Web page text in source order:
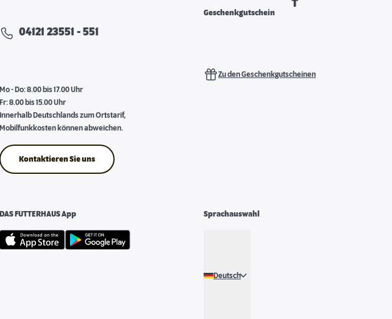
04121 23551 - 551
Mo - Do: 8.00 bis 17.00 Uhr
Fr: 8.00 bis 15.00 Uhr
Innerhalb Deutschlands zum Ortstarif,
Mobilfunkkosten können abweichen.
Kontaktieren Sie uns
Geschenkgutschein
Zu den Geschenkgutscheinen
DAS FUTTERHAUS App Sprachauswahl
Deutsch